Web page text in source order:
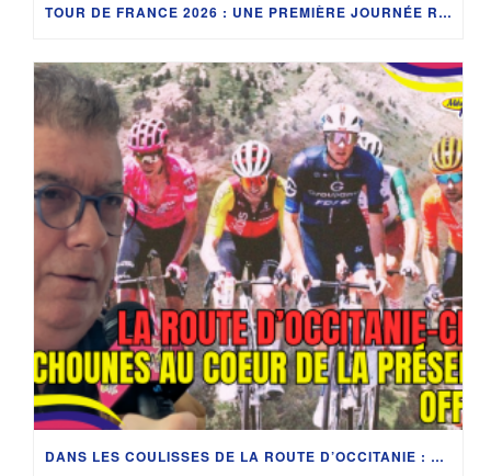
TOUR DE FRANCE 2026 : UNE PREMIÈRE JOURNÉE RICHE EN RENCONTRES À BARCELONE
DANS LES COULISSES DE LA ROUTE D’OCCITANIE : LES PITCHOUNES AU COEUR DE LA PRÉSENTATION OFFICIELLE